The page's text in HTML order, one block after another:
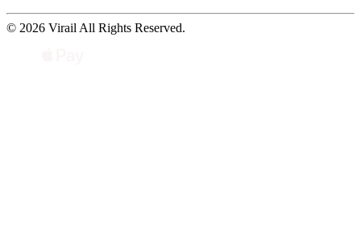
© 2026 Virail All Rights Reserved.